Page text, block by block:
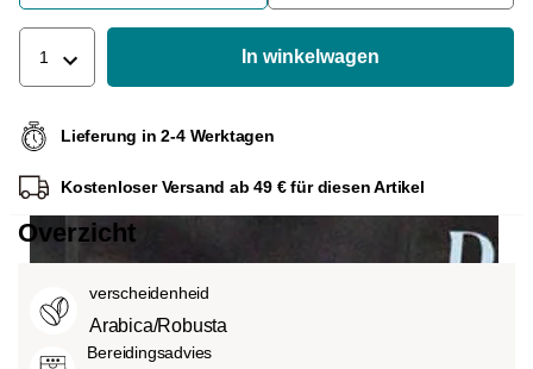
1 In winkelwagen
Lieferung in 2-4 Werktagen
Kostenloser Versand ab 49 € für diesen Artikel
Overzicht
verscheidenheid
Arabica/Robusta
Bereidingsadvies